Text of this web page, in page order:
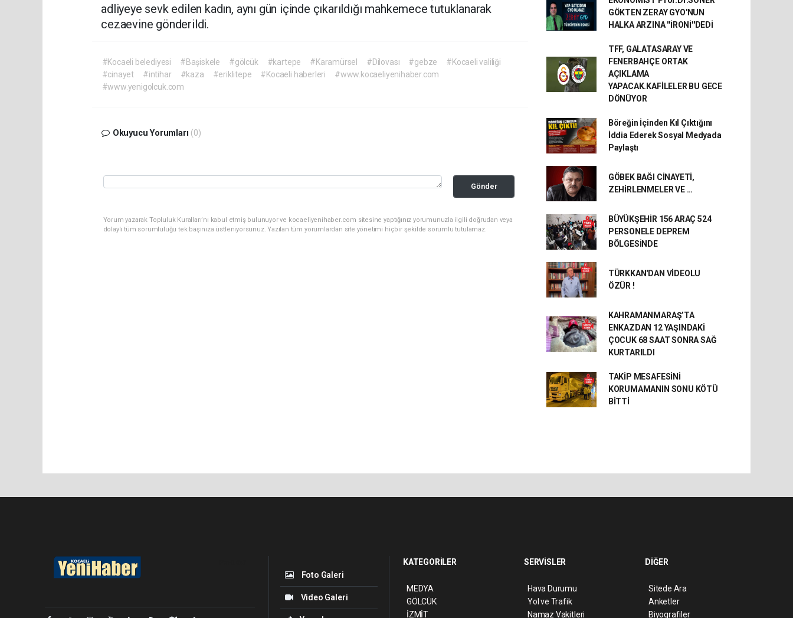
adliyeye sevk edilen kadın, aynı gün içinde çıkarıldığı mahkemece tutuklanarak
cezaevine gönderildi.
#Kocaeli belediyesi #Başiskele #gölcük #kartepe #Karamürsel #Dilovası #gebze
#Kocaeli valiliği
#cinayet
#intihar #kaza #eriklitepe #Kocaeli haberleri
#www.kocaeliyenihaber.com
#www.yenigolcuk.com
Okuyucu Yorumları (0)
Gönder
Yorum yazarak Topluluk Kuralları’nı kabul etmiş bulunuyor ve kocaeliyenihaber.com sitesine yaptığınız yorumunuzla ilgili doğrudan veya
dolaylı tüm sorumluluğu tek başınıza üstleniyorsunuz. Yazılan tüm yorumlardan site yönetimi hiçbir şekilde sorumlu tutulamaz.
GÖKTEN ZERAY GYO'NUN
HALKA ARZINA ''İRONİ''DEDİ
TFF, GALATASARAY VE
FENERBAHÇE ORTAK
AÇIKLAMA
YAPACAK.KAFİLELER BU GECE
DÖNÜYOR
Böreğin İçinden Kıl Çıktığını
İddia Ederek Sosyal Medyada
Paylaştı
GÖBEK BAĞI CİNAYETİ,
ZEHİRLENMELER VE …
BÜYÜKŞEHİR 156 ARAÇ 524
PERSONELE DEPREM
BÖLGESİNDE
TÜRKKAN'DAN VİDEOLU
ÖZÜR !
KAHRAMANMARAŞ’TA
ENKAZDAN 12 YAŞINDAKİ
ÇOCUK 68 SAAT SONRA SAĞ
KURTARILDI
TAKİP MESAFESİNİ
KORUMAMANIN SONU KÖTÜ
BİTTİ
Foto Galeri
Video Galeri
KATEGORİLER
MEDYA
GÖLCÜK
İZMİT
SERVİSLER
Hava Durumu
Yol ve Trafik
Namaz Vakitleri
DİĞER
Sitede Ara
Anketler
Biyografiler